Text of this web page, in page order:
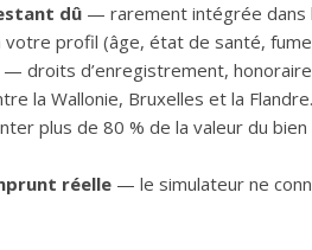
dû — rarement intégrée dans
votre profil (âge, état de santé,
— droits d’enregistrement,
la Wallonie, Bruxelles et la Flandre.
plus de 80 % de la valeur du
réelle — le simulateur ne